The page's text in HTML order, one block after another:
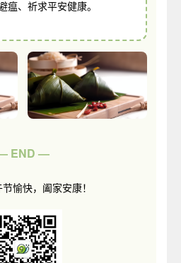
瘟、祈求平安健康。
END —
愉快，阖家安康！